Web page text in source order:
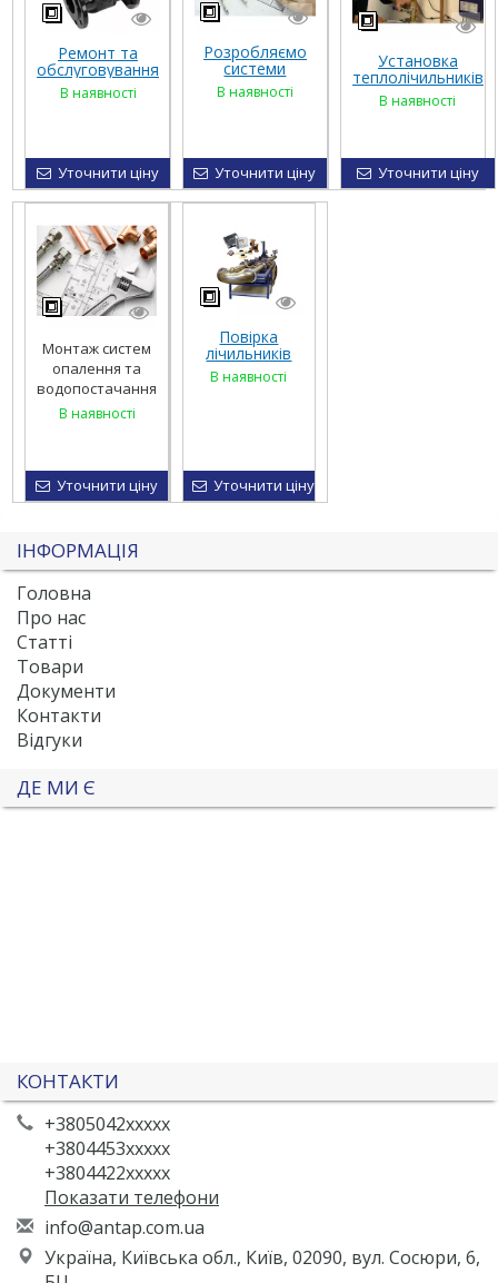
Ремонт та
обслуговування
механічних
витратомірів
В наявності
Уточнити ціну
Розробляємо
системи
диспетчеризації
та збору даних
газу тощо.
В наявності
Уточнити ціну
Установка
теплолічильників
у квартирі
В наявності
Уточнити ціну
Монтаж систем
опалення та
водопостачання
В наявності
Уточнити ціну
Повірка
лічильників
тепла
В наявності
Уточнити ціну
ІНФОРМАЦІЯ
Головна
Про нас
Статті
Товари
Документи
Контакти
Відгуки
ДЕ МИ Є
КОНТАКТИ
+3805042xxxxx
+3804453xxxxx
+3804422xxxxx
Показати телефони
info@antap.com.ua
Україна, Київська обл., Київ, 02090, вул. Сосюри, 6,